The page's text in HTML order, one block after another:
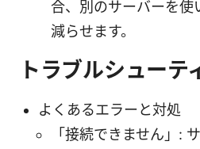
合、別のサーバーを使
減らせます。
トラブルシューテ
よくあるエラーと対処
「接続できません」: